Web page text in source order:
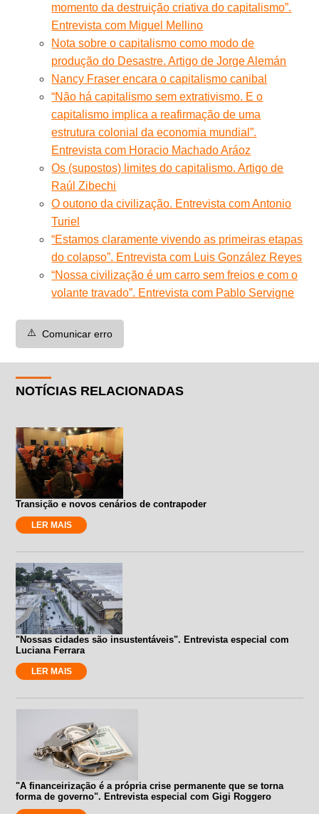
momento da destruição criativa do capitalismo”.
Entrevista com Miguel Mellino
Nota sobre o capitalismo como modo de
produção do Desastre. Artigo de Jorge Alemán
Nancy Fraser encara o capitalismo canibal
“Não há capitalismo sem extrativismo. E o
capitalismo implica a reafirmação de uma
estrutura colonial da economia mundial”.
Entrevista com Horacio Machado Aráoz
Os (supostos) limites do capitalismo. Artigo de
Raúl Zibechi
O outono da civilização. Entrevista com Antonio
Turiel
“Estamos claramente vivendo as primeiras etapas
do colapso”. Entrevista com Luis González Reyes
“Nossa civilização é um carro sem freios e com o
volante travado”. Entrevista com Pablo Servigne
⚠️ Comunicar erro
NOTÍCIAS RELACIONADAS
Transição e novos cenários de contrapoder
LER MAIS
"Nossas cidades são insustentáveis". Entrevista especial com
Luciana Ferrara
LER MAIS
"A financeirização é a própria crise permanente que se torna
forma de governo". Entrevista especial com Gigi Roggero